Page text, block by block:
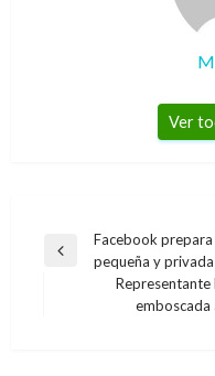
Ver
Navegación
Entrada
Facebook prepara
pequeña y
Representante
emboscada